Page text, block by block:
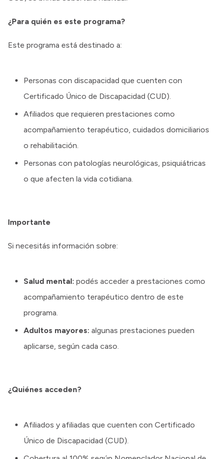
¿Para quién es este programa?
Este programa está destinado a:
Personas con discapacidad que cuenten con
Certificado Único de Discapacidad (CUD).
Afiliados que requieren prestaciones como
acompañamiento terapéutico, cuidados domiciliarios
o rehabilitación.
Personas con patologías neurológicas, psiquiátricas
o que afecten la vida cotidiana.
Importante
Si necesitás información sobre:
Salud mental: podés acceder a prestaciones como
acompañamiento terapéutico dentro de este
programa.
Adultos mayores: algunas prestaciones pueden
aplicarse, según cada caso.
¿Quiénes acceden?
Afiliados y afiliadas que cuenten con Certificado
Único de Discapacidad (CUD).